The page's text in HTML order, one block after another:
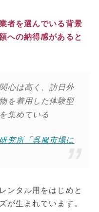
者を選んでいる背景
への納得感があると
心は高く、訪日外
を着用した体験型
集めている
究所「呉服市場に
ンタル用をはじめと
が生まれています。